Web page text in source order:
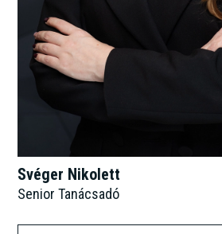
Svéger Nikolett
Senior Tanácsadó